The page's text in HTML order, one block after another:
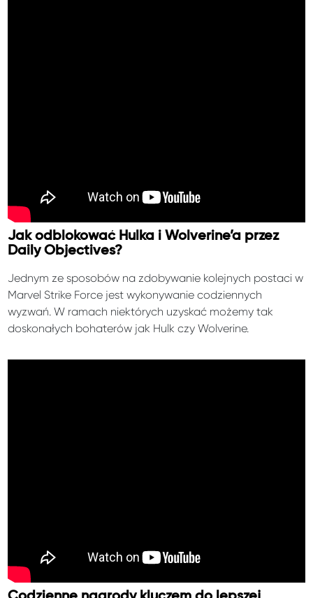
Jak odblokować Hulka i Wolverine’a przez
Daily Objectives?
Jednym ze sposobów na zdobywanie kolejnych postaci w
Marvel Strike Force jest wykonywanie codziennych
wyzwań. W ramach niektórych uzyskać możemy tak
doskonałych bohaterów jak Hulk czy Wolverine.